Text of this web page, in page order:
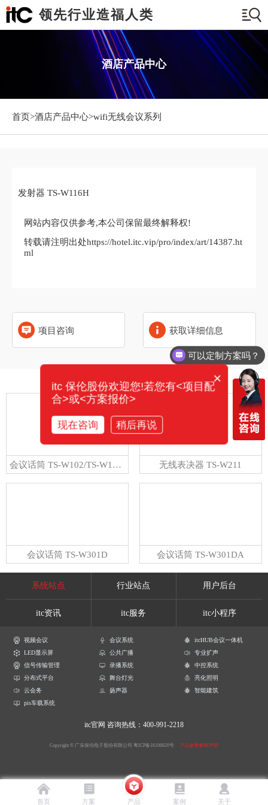
领先行业造福人类
酒店产品中心
首页>酒店产品中心>wifi无线会议系列
发射器 TS-W116H
网站内容仅供参考,本公司保留最终解释权!
转载请注明出处https://hotel.itc.vip/pro/index/art/14387.ht
ml
项目咨询 获取详细信息
相关产品
会议话筒 TS-W102/TS-W102A 无线表决器 TS-W211
会议话筒 TS-W301D 会议话筒 TS-W301DA
系统站点 行业站点 用户后台
itc资讯 itc服务 itc小程序
视频会议 会议系统
itcHUB会议一体机
LED显示屏
公共广播
专业扩声
信号传输管理
录播系统
中控系统
分布式平台
舞台灯光
亮化照明
云会务
扬声器
智能建筑
pis车载系统
itc官网 咨询热线：400-991-2218
Copyright © 广东保伦电子股份有限公司 粤ICP备16106620号 产品参数解释声明
首页 方案 产品 案例 关于
可以定制方案吗？
×
itc 保伦股份欢迎您!若您有<项目配
合>或<方案报价>
现在咨询 稍后再说